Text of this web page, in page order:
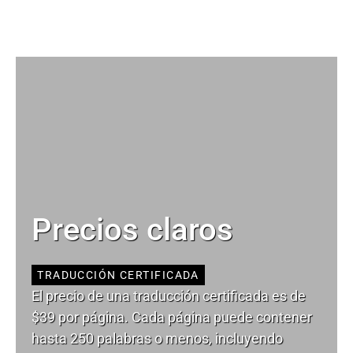
Precios claros
TRADUCCIÓN CERTIFICADA
El precio de una traducción certificada es de
$39 por página. Cada página puede contener
hasta 250 palabras o menos, incluyendo